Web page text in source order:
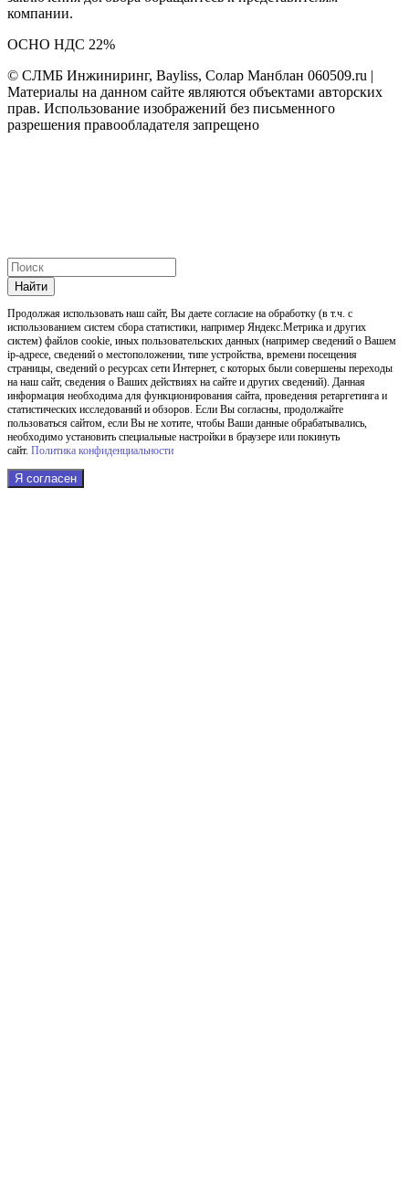
компании.
ОСНО НДС 22%
© СЛМБ Инжиниринг, Bayliss, Солар Манблан 060509.ru |
Материалы на данном сайте являются объектами авторских
прав. Использование изображений без письменного
разрешения правообладателя запрещено
Найти
Продолжая использовать наш cайт, Вы даете согласие на обработку (в т.ч. с
использованием систем сбора статистики, например Яндекс.Метрика и других
систем) файлов cookie, иных пользовательских данных (например сведений о Вашем
ip-адресе, сведений о местоположении, типе устройства, времени посещения
страницы, сведений о ресурсах сети Интернет, с которых были совершены переходы
на наш сайт, сведения о Ваших действиях на сайте и других сведений). Данная
информация необходима для функционирования сайта, проведения ретаргетинга и
статистических исследований и обзоров. Если Вы согласны, продолжайте
пользоваться сайтом, если Вы не хотите, чтобы Ваши данные обрабатывались,
необходимо установить специальные настройки в браузере или покинуть
сайт. Политика конфиденциальности
Я согласен